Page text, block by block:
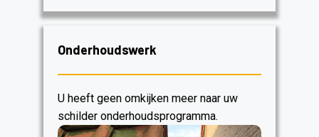
Onderhoudswerk
U heeft geen omkijken meer naar uw
schilder onderhoudsprogramma.